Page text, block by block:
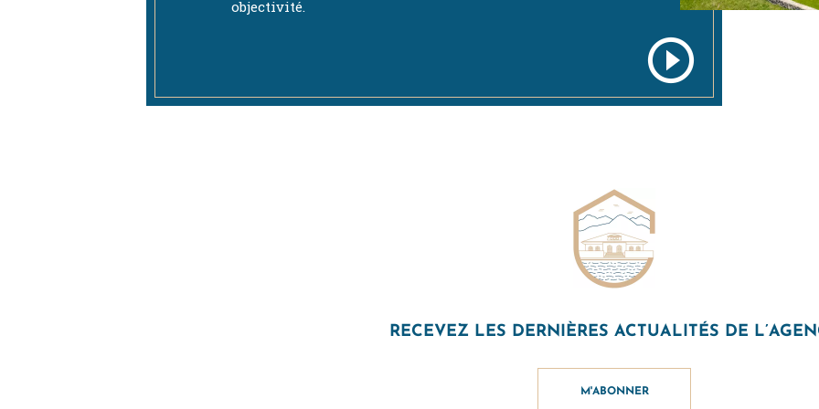
objectivité.
Play
RECEVEZ LES DERNIÈRES ACTUALITÉS DE
M'ABONNER